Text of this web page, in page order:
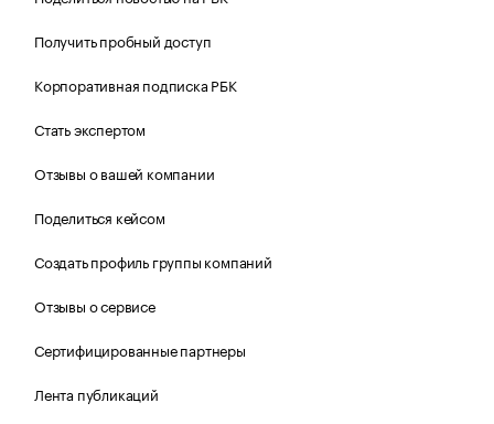
Получить пробный доступ
Корпоративная подписка РБК
Стать экспертом
Отзывы о вашей компании
Поделиться кейсом
Создать профиль группы компаний
Отзывы о сервисе
Сертифицированные партнеры
Лента публикаций